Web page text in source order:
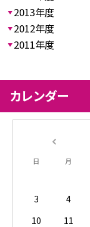
2013年度
2012年度
2011年度
カレンダー
日 月
3
4
10
11